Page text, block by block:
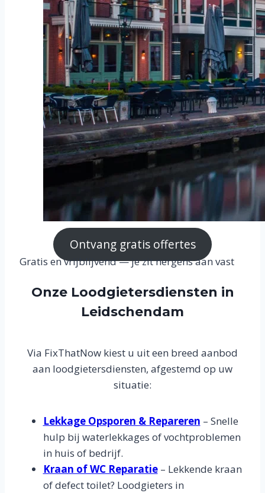
Ontvang gratis offertes
Gratis en vrijblijvend — je zit nergens aan vast
Onze Loodgietersdiensten in
Leidschendam
Via FixThatNow kiest u uit een breed aanbod
aan loodgietersdiensten, afgestemd op uw
situatie:
Lekkage Opsporen & Repareren – Snelle
hulp bij waterlekkages of vochtproblemen
in huis of bedrijf.
Kraan of WC Reparatie– Lekkende kraan
of defect toilet? Loodgieters in